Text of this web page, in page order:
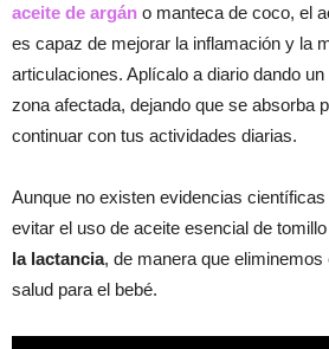
aceite de argán o manteca de coco, el
es capaz de mejorar la inflamación y la
articulaciones. Aplícalo a diario dando un
zona afectada, dejando que se absorba
continuar con tus actividades diarias.
Aunque no existen evidencias
evitar el uso de aceite esencial de tomillo
la lactancia, de manera que
salud para el bebé.